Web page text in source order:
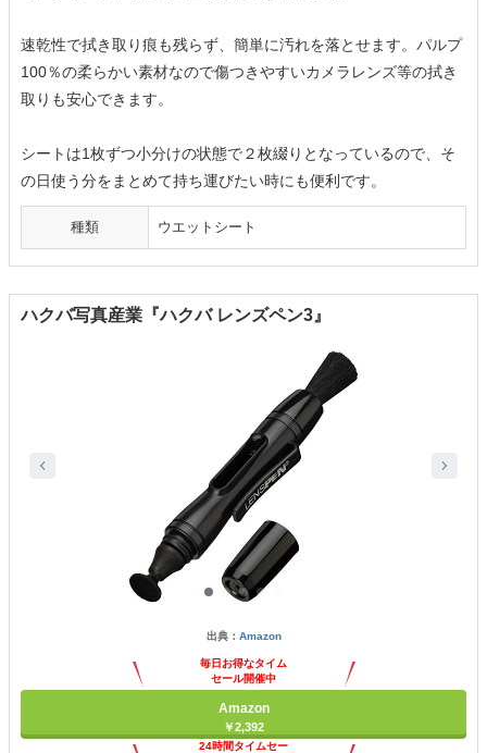
速乾性で拭き取り痕も残らず、簡単に汚れを落とせます。パルプ
100％の柔らかい素材なので傷つきやすいカメラレンズ等の拭き
取りも安心できます。
シートは1枚ずつ小分けの状態で２枚綴りとなっているので、そ
の日使う分をまとめて持ち運びたい時にも便利です。
種類 ウエットシート
ハクバ写真産業『ハクバ レンズペン3』
出典： Amazon
毎日お得なタイム
セール開催中
Amazon
￥2,392
24時間タイムセー